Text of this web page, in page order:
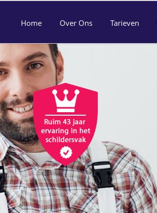
Home Over Ons Tarieven